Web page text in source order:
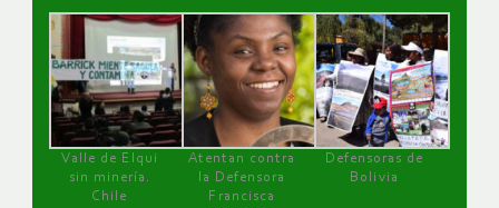
Valle de Elqui
sin minería.
Chile
Atentan contra
la Defensora
Francisca
Defensoras de
Bolivia